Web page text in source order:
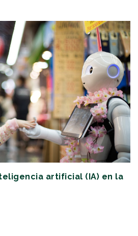
artificial (IA) en la